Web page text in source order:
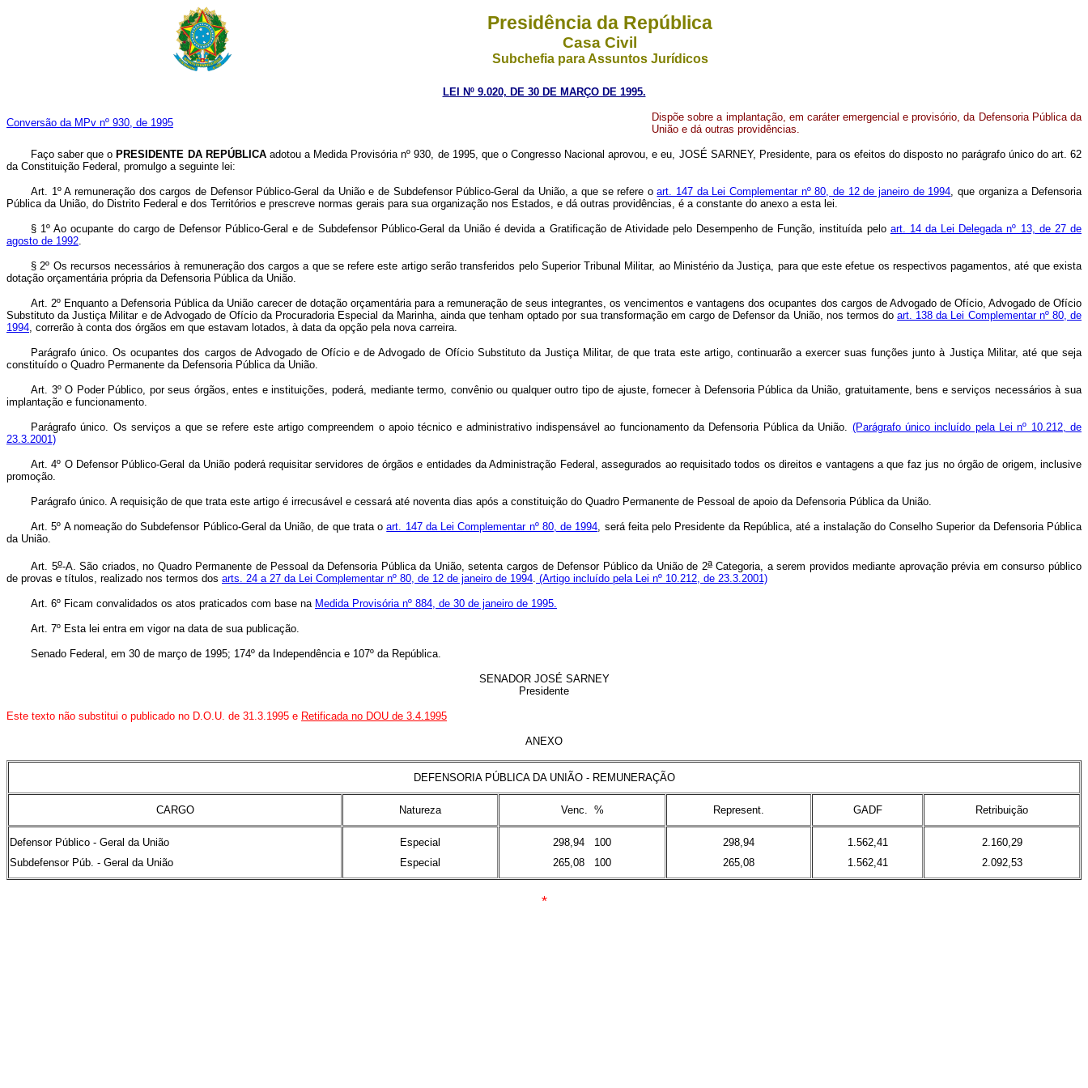
Presidência da República
Casa Civil
Subchefia para Assuntos Jurídicos
LEI Nº 9.020, DE 30 DE MARÇO DE 1995.
Conversão da MPv nº 930, de 1995
Dispõe sobre a implantação, em caráter emergencial e provisório, da Defensoria Pública da
União e dá outras providências.
Faço saber que o PRESIDENTE DA REPÚBLICAadotou a Medida Provisória nº 930, de 1995, que o Congresso Nacional aprovou, e eu, JOSÉ SARNEY, Presidente, para os efeitos do disposto no parágrafo único do art. 62
da Constituição Federal, promulgo a seguinte lei:
Art. 1º A remuneração dos cargos de Defensor Público-Geral da União e de Subdefensor Público-Geral da União, a que se refere oart. 147 da Lei Complementar nº 80, de 12 de janeiro de 1994, que organiza a Defensoria
Pública da União, do Distrito Federal e dos Territórios e prescreve normas gerais para sua organização nos Estados, e dá outras providências, é a constante do anexo a esta lei.
§ 1º Ao ocupante do cargo de Defensor Público-Geral e de Subdefensor Público-Geral da União é devida a Gratificação de Atividade pelo Desempenho de Função, instituída pelo art. 14 da Lei Delegada nº 13, de 27 de
agosto de 1992.
§ 2º Os recursos necessários à remuneração dos cargos a que se refere este artigo serão transferidos pelo Superior Tribunal Militar, ao Ministério da Justiça, para que este efetue os respectivos pagamentos, até que exista
dotação orçamentária própria da Defensoria Pública da União.
Art. 2º Enquanto a Defensoria Pública da União carecer de dotação orçamentária para a remuneração de seus integrantes, os vencimentos e vantagens dos ocupantes dos cargos de Advogado de Ofício, Advogado de Ofício
Substituto da Justiça Militar e de Advogado de Ofício da Procuradoria Especial da Marinha, ainda que tenham optado por sua transformação em cargo de Defensor da União, nos termos doart. 138 da Lei Complementar nº 80, de
1994, correrão à conta dos órgãos em que estavam lotados, à data da opção pela nova carreira.
Parágrafo único. Os ocupantes dos cargos de Advogado de Ofício e de Advogado de Ofício Substituto da Justiça Militar, de que trata este artigo, continuarão a exercer suas funções junto à Justiça Militar, até que seja
constituído o Quadro Permanente da Defensoria Pública da União.
Art. 3º O Poder Público, por seus órgãos, entes e instituições, poderá, mediante termo, convênio ou qualquer outro tipo de ajuste, fornecer à Defensoria Pública da União, gratuitamente, bens e serviços necessários à sua
implantação e funcionamento.
Parágrafo único. Os serviços a que se refere este artigo compreendem o apoio técnico e administrativo indispensável ao funcionamento da Defensoria Pública da União. (Parágrafo único incluído pela Lei nº 10.212, de
23.3.2001)
Art. 4º O Defensor Público-Geral da União poderá requisitar servidores de órgãos e entidades da Administração Federal, assegurados ao requisitado todos os direitos e vantagens a que faz jus no órgão de origem, inclusive
promoção.
Parágrafo único. A requisição de que trata este artigo é irrecusável e cessará até noventa dias após a constituição do Quadro Permanente de Pessoal de apoio da Defensoria Pública da União.
Art. 5º A nomeação do Subdefensor Público-Geral da União, de que trata oart. 147 da Lei Complementar nº 80, de 1994, será feita pelo Presidente da República, até a instalação do Conselho Superior da Defensoria Pública
da União.
Art. 5o-A. São criados, no Quadro Permanente de Pessoal da Defensoria Pública da União, setenta cargos de Defensor Público da União de 2aCategoria, a serem providos mediante aprovação prévia em consurso público
de provas e títulos, realizado nos termos dos arts. 24 a 27 da Lei Complementar nº 80, de 12 de janeiro de 1994. (Artigo incluído pela Lei nº 10.212, de 23.3.2001)
Art. 6º Ficam convalidados os atos praticados com base na Medida Provisória nº 884, de 30 de janeiro de 1995.
Art. 7º Esta lei entra em vigor na data de sua publicação.
Senado Federal, em 30 de março de 1995; 174º da Independência e 107º da República.
SENADOR JOSÉ SARNEY
Presidente
Este texto não substitui o publicado no D.O.U. de 31.3.1995 e Retificada no DOU de 3.4.1995
ANEXO
DEFENSORIA PÚBLICA DA UNIÃO - REMUNERAÇÃO
CARGO Natureza Venc. % Represent. GADF Retribuição
Defensor Público - Geral da União
Subdefensor Púb. - Geral da União
Especial
Especial
298,94 100
265,08 100
298,94
265,08
1.562,41
1.562,41
2.160,29
2.092,53
*